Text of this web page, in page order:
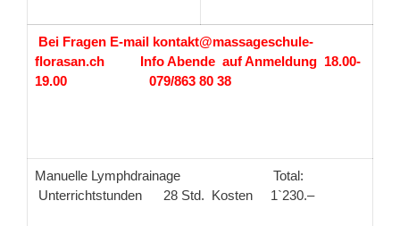
Bei Fragen E-mail kontakt@massageschule-
florasan.ch Info Abende auf Anmeldung 18.00-
19.00 079/863 80 38
Manuelle Lymphdrainage Total:
Unterrichtstunden 28 Std. Kosten 1`230.–